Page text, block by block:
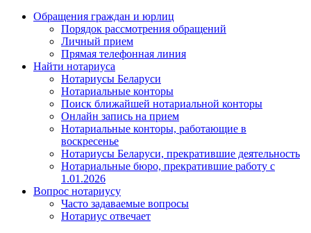
Обращения граждан и юрлиц
Порядок рассмотрения обращений
Личный прием
Прямая телефонная линия
Найти нотариуса
Нотариусы Беларуси
Нотариальные конторы
Поиск ближайшей нотариальной конторы
Онлайн запись на прием
Нотариальные конторы, работающие в
воскресенье
Нотариусы Беларуси, прекратившие деятельность
Нотариальные бюро, прекратившие работу с
1.01.2026
Вопрос нотариусу
Часто задаваемые вопросы
Нотариус отвечает